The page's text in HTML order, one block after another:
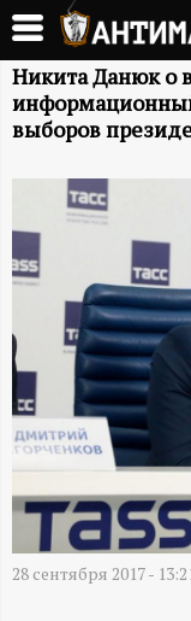
Перейти
основному
содержанию
А
Н
Т
И
А
Й
Д
Никита Данюк о
выборов
28 сентября 2017 -